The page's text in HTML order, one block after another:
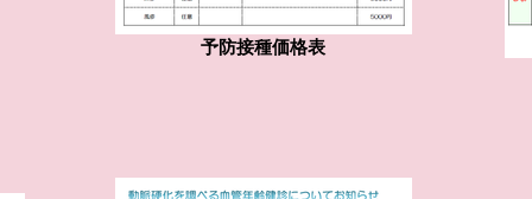
予防接種価格表